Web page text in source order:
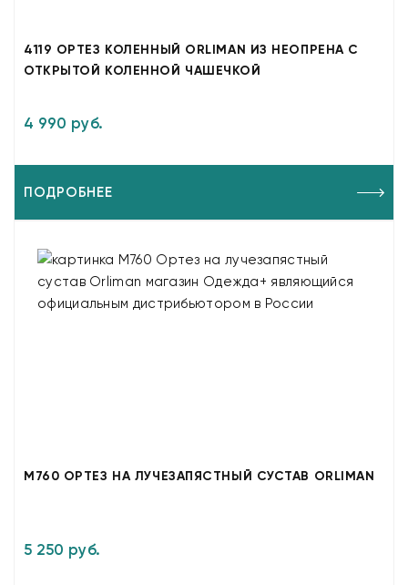
4119 ОРТЕЗ КОЛЕННЫЙ ORLIMAN ИЗ НЕОПРЕНА С
ОТКРЫТОЙ КОЛЕННОЙ ЧАШЕЧКОЙ
4 990 руб.
ПОДРОБНЕЕ
M760 ОРТЕЗ НА ЛУЧЕЗАПЯСТНЫЙ СУСТАВ ORLIMAN
5 250 руб.